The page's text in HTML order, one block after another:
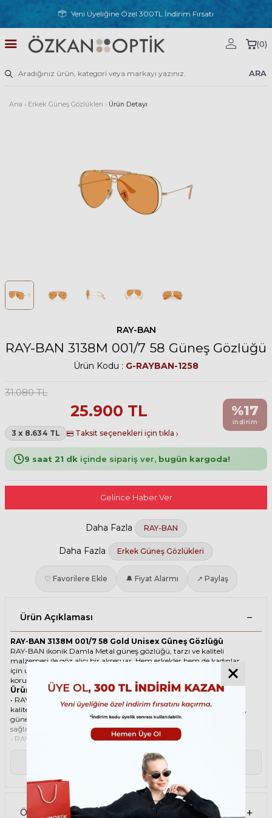
Yeni Üyeliğine Özel 300TL İndirim Fırsatı
ARA
(0)
Ana › Erkek Güneş Gözlükleri › Ürün Detayı
RAY-BAN
RAY-BAN 3138M 001/7 58 Güneş Gözlüğü
Ürün Kodu : G-RAYBAN-1258
31.080TL
25.900 TL
3 x 8.634 TL Taksit seçenekleri için tıkla
%17
indirim
9 saat 21 dk içinde sipariş ver, bugün kargoda!
Gelince Haber Ver
Daha Fazla RAY-BAN
Daha Fazla Erkek Güneş Gözlükleri
♡ Favorilere Ekle 🔔 Fiyat Alarmı ↗ Paylaş
Ürün Açıklaması
RAY-BAN 3138M 001/7 58 Gold Unisex Güneş Gözlüğü
RAY-BAN ikonik Damla Metal güneş gözlüğü, tarzı ve kaliteli
malzemesi ile göz alıcı bir aksesuar. Hem erkekler hem de kadınlar
için uygun olan bu güneş gözlüğü, güneşin zararlı ışınlarından
korunmanızı sağlarken, stilinizi de yansıtır.
Ürün Faydaları
• RAY-BAN 3138M 001/7 58 Gold Unisex güneş gözlüğü, yüksek
kaliteli Metal çerçeveye ve Polikarbon lense sahiptir. Bu malzemeler,
güneş gözlüğünüzün uzun ömürlü, dayanıklı ve konforlu olmasını
sağlar.
• RAY-BAN 3138M 001/7 58 Unisex Gold güneş gözlüğü, %100 UV
koruması sunar. Bu sayede, gözlerinizi güneşin zararlı ışınlarından
korur ve göz sağlığınızı korur. Yeşil cam rengi, ışığı dengeli bir şekilde
filtreler ve her ortamda rahat bir görüş sağlar.
Paket İçeriği
• RAY-BAN 3138M 001/7 58 Gold Unisex Güneş Gözlüğü
• Gözlük temizleme spreyi
▼ Devamını Oku
Ödeme Seçenekleri